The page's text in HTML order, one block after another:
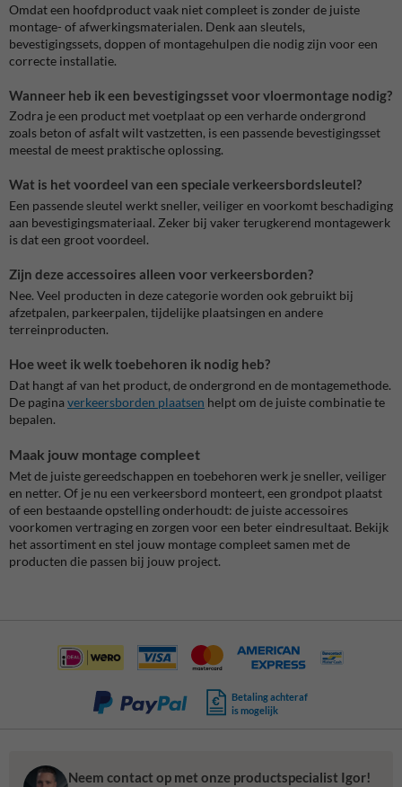
Omdat een hoofdproduct vaak niet compleet is zonder de juiste
montage- of afwerkingsmaterialen. Denk aan sleutels,
bevestigingssets, doppen of montagehulpen die nodig zijn voor een
correcte installatie.
Wanneer heb ik een bevestigingsset voor vloermontage nodig?
Zodra je een product met voetplaat op een verharde ondergrond
zoals beton of asfalt wilt vastzetten, is een passende bevestigingsset
meestal de meest praktische oplossing.
Wat is het voordeel van een speciale verkeersbordsleutel?
Een passende sleutel werkt sneller, veiliger en voorkomt beschadiging
aan bevestigingsmateriaal. Zeker bij vaker terugkerend montagewerk
is dat een groot voordeel.
Zijn deze accessoires alleen voor verkeersborden?
Nee. Veel producten in deze categorie worden ook gebruikt bij
afzetpalen, parkeerpalen, tijdelijke plaatsingen en andere
terreinproducten.
Hoe weet ik welk toebehoren ik nodig heb?
Dat hangt af van het product, de ondergrond en de montagemethode.
De pagina verkeersborden plaatsen helpt om de juiste combinatie te
bepalen.
Maak jouw montage compleet
Met de juiste gereedschappen en toebehoren werk je sneller, veiliger
en netter. Of je nu een verkeersbord monteert, een grondpot plaatst
of een bestaande opstelling onderhoudt: de juiste accessoires
voorkomen vertraging en zorgen voor een beter eindresultaat. Bekijk
het assortiment en stel jouw montage compleet samen met de
producten die passen bij jouw project.
Betaling achteraf
is mogelijk
Neem contact op met onze productspecialist Igor!